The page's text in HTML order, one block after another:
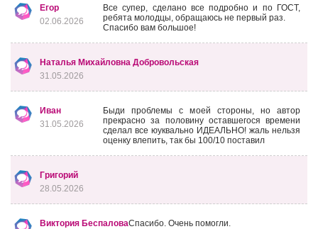
Егор
02.06.2026
Все супер, сделано все подробно и по ГОСТ,
ребята молодцы, обращаюсь не первый раз.
Спасибо вам большое!
Наталья Михайловна Добровольская
31.05.2026
Иван
31.05.2026
Быди проблемы с моей стороны, но автор
прекрасно за половину оставшегося времени
сделал все юуквально ИДЕАЛЬНО! жаль нельзя
оценку влепить, так бы 100/10 поставил
Григорий
28.05.2026
Виктория БеспаловаСпасибо. Очень помогли.